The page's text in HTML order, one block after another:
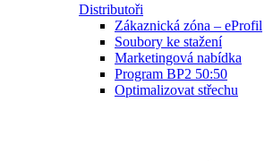
Distributoři
Zákaznická zóna – eProfil
Soubory ke stažení
Marketingová nabídka
Program BP2 50:50
Optimalizovat střechu